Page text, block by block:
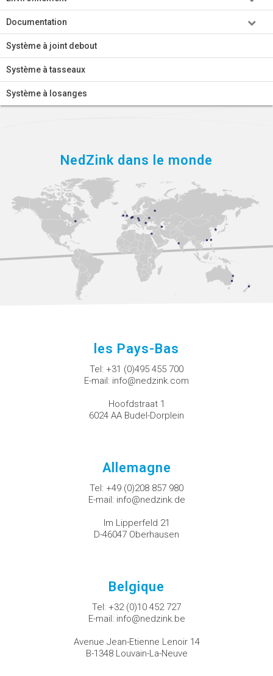
Documentation
Système à joint debout
Système à tasseaux
Système à losanges
NedZink dans le monde
les Pays-Bas
Tel: +31 (0)495 455 700
E-mail: info@nedzink.com
Hoofdstraat 1
6024 AA Budel-Dorplein
Allemagne
Tel: +49 (0)208 857 980
E-mail: info@nedzink.de
Im Lipperfeld 21
D-46047 Oberhausen
Belgique
Tel: +32 (0)10 452 727
E-mail: info@nedzink.be
Avenue Jean-Etienne Lenoir 14
B-1348 Louvain-La-Neuve